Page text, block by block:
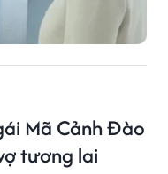
Mã Cảnh Đào
tương lai